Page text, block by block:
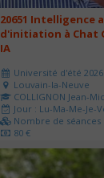
20651
d'initiation à Chat
IA
Université d'été 2026
Louvain-la-Neuve
COLLIGNON Jean-
Jour : Lu-Ma-Me-Je-
Nombre de séances
80 €